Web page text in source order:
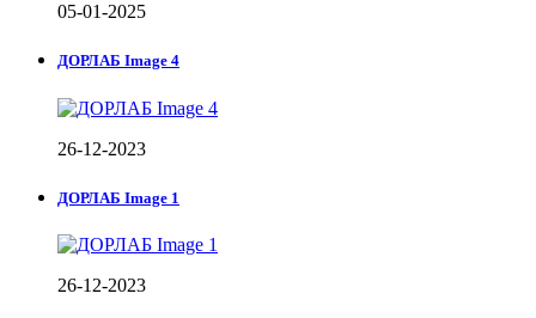
05-01-2025
ДОРЛАБ Image 4
26-12-2023
ДОРЛАБ Image 1
26-12-2023